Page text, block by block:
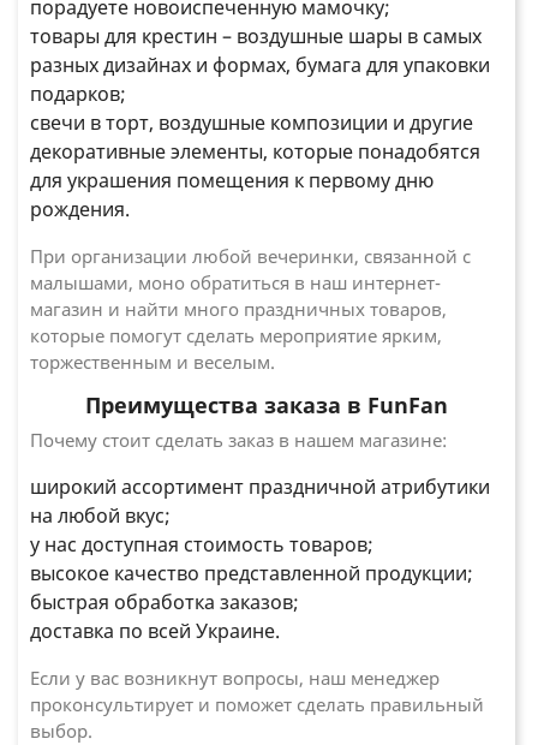
порадуете новоиспеченную мамочку;
товары для крестин – воздушные шары в самых
разных дизайнах и формах, бумага для упаковки
подарков;
свечи в торт, воздушные композиции и другие
декоративные элементы, которые понадобятся
для украшения помещения к первому дню
рождения.
При организации любой вечеринки, связанной с
малышами, моно обратиться в наш интернет-
магазин и найти много праздничных товаров,
которые помогут сделать мероприятие ярким,
торжественным и веселым.
Преимущества заказа в FunFan
Почему стоит сделать заказ в нашем магазине:
широкий ассортимент праздничной атрибутики
на любой вкус;
у нас доступная стоимость товаров;
высокое качество представленной продукции;
быстрая обработка заказов;
доставка по всей Украине.
Если у вас возникнут вопросы, наш менеджер
проконсультирует и поможет сделать правильный
выбор.